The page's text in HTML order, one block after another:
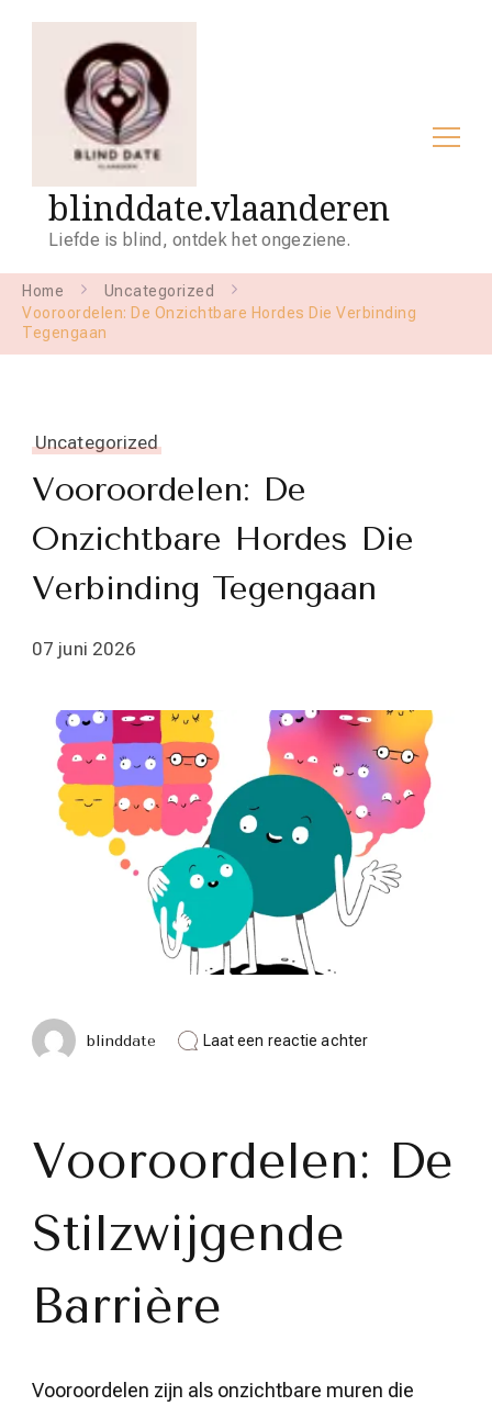
blinddate.vlaanderen
Liefde is blind, ontdek het ongeziene.
Home
Uncategorized
Vooroordelen: De Onzichtbare Hordes Die Verbinding
Tegengaan
Uncategorized
Vooroordelen: De
Onzichtbare Hordes Die
Verbinding Tegengaan
07 juni 2026
blinddate Laat een reactie achterop
Verbinding
Tegengaan
Vooroordelen: De
Stilzwijgende
Barrière
Vooroordelen zijn als onzichtbare muren die